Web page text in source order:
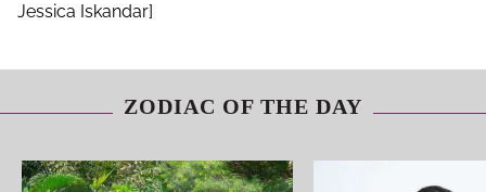
Jessica Iskandar]
ZODIAC OF THE DAY